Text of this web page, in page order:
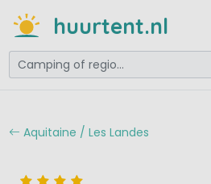
huurtent.nl
Aquitaine / Les Landes